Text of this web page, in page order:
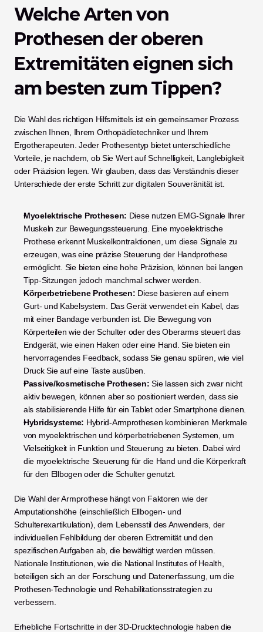
Welche Arten von
Prothesen der oberen
Extremitäten eignen sich
am besten zum Tippen?
Die Wahl des richtigen Hilfsmittels ist ein gemeinsamer Prozess
zwischen Ihnen, Ihrem Orthopädietechniker und Ihrem
Ergotherapeuten. Jeder Prothesentyp bietet unterschiedliche
Vorteile, je nachdem, ob Sie Wert auf Schnelligkeit, Langlebigkeit
oder Präzision legen. Wir glauben, dass das Verständnis dieser
Unterschiede der erste Schritt zur digitalen Souveränität ist.
Myoelektrische Prothesen: Diese nutzen EMG-Signale Ihrer
Muskeln zur Bewegungssteuerung. Eine myoelektrische
Prothese erkennt Muskelkontraktionen, um diese Signale zu
erzeugen, was eine präzise Steuerung der Handprothese
ermöglicht. Sie bieten eine hohe Präzision, können bei langen
Tipp-Sitzungen jedoch manchmal schwer werden.
Körperbetriebene Prothesen: Diese basieren auf einem
Gurt- und Kabelsystem. Das Gerät verwendet ein Kabel, das
mit einer Bandage verbunden ist. Die Bewegung von
Körperteilen wie der Schulter oder des Oberarms steuert das
Endgerät, wie einen Haken oder eine Hand. Sie bieten ein
hervorragendes Feedback, sodass Sie genau spüren, wie viel
Druck Sie auf eine Taste ausüben.
Passive/kosmetische Prothesen: Sie lassen sich zwar nicht
aktiv bewegen, können aber so positioniert werden, dass sie
als stabilisierende Hilfe für ein Tablet oder Smartphone dienen.
Hybridsysteme: Hybrid-Armprothesen kombinieren Merkmale
von myoelektrischen und körperbetriebenen Systemen, um
Vielseitigkeit in Funktion und Steuerung zu bieten. Dabei wird
die myoelektrische Steuerung für die Hand und die Körperkraft
für den Ellbogen oder die Schulter genutzt.
Die Wahl der Armprothese hängt von Faktoren wie der
Amputationshöhe (einschließlich Ellbogen- und
Schulterexartikulation), dem Lebensstil des Anwenders, der
individuellen Fehlbildung der oberen Extremität und den
spezifischen Aufgaben ab, die bewältigt werden müssen.
Nationale Institutionen, wie die National Institutes of Health,
beteiligen sich an der Forschung und Datenerfassung, um die
Prothesen-Technologie und Rehabilitationsstrategien zu
verbessern.
Erhebliche Fortschritte in der 3D-Drucktechnologie haben die